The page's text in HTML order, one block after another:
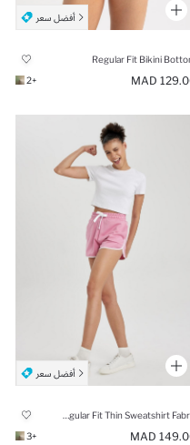
Regular Fit Bikini
129.00
+2
149.00
+3